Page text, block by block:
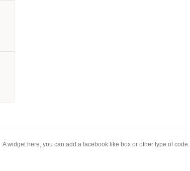
A widget here, you can add a facebook like box or other type of code.